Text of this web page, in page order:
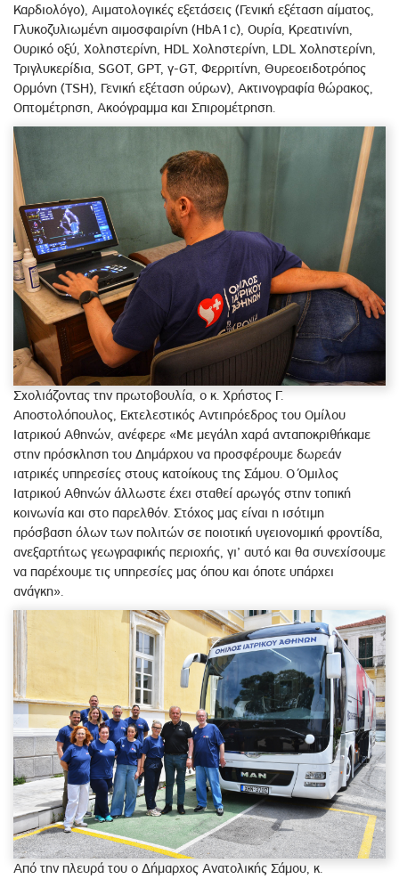
Καρδιολόγο), Αιματολογικές εξετάσεις (Γενική εξέταση αίματος,
Γλυκοζυλιωμένη αιμοσφαιρίνη (HbA1c), Oυρία, Κρεατινίνη,
Ουρικό οξύ, Χοληστερίνη, HDL Χοληστερίνη, LDL Χοληστερίνη,
Τριγλυκερίδια, SGOT, GPT, γ-GT, Φερριτίνη, Θυρεοειδοτρόπος
Ορμόνη (TSH), Γενική εξέταση ούρων), Ακτινογραφία θώρακος,
Οπτομέτρηση, Ακοόγραμμα και Σπιρομέτρηση.
Σχολιάζοντας την πρωτοβουλία, ο κ. Χρήστος Γ.
Αποστολόπουλος, Εκτελεστικός Αντιπρόεδρος του Ομίλου
Ιατρικού Αθηνών, ανέφερε «Με μεγάλη χαρά ανταποκριθήκαμε
στην πρόσκληση του Δημάρχου να προσφέρουμε δωρεάν
ιατρικές υπηρεσίες στους κατοίκους της Σάμου. Ο Όμιλος
Ιατρικού Αθηνών άλλωστε έχει σταθεί αρωγός στην τοπική
κοινωνία και στο παρελθόν. Στόχος μας είναι η ισότιμη
πρόσβαση όλων των πολιτών σε ποιοτική υγειονομική φροντίδα,
ανεξαρτήτως γεωγραφικής περιοχής, γι’ αυτό και θα συνεχίσουμε
να παρέχουμε τις υπηρεσίες μας όπου και όποτε υπάρχει
ανάγκη».
Από την πλευρά του ο Δήμαρχος Ανατολικής Σάμου, κ.